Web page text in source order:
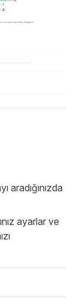
aradığınızda
ayarlar ve